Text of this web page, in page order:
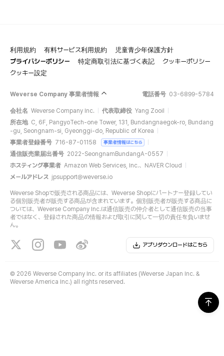
利用規約 有料サービス利用規約
児童青少年保護方針
プライバシーポリシー
特定商取引法に基づく表記
クッキーポリシー
クッキー設定
Weverse Company 事業者情報 電話番号 03-6899-5784
会社名 Weverse Company Inc. 代表取締役 Yang Zooil
所在地 C, 6F, PangyoTech-one Tower, 131, Bundangnaegok-ro, Bundang
-gu, Seongnam-si, Gyeonggi-do, Republic of Korea
事業者登録番号 716-87-01158 事業者情報はこちら
通信販売業届出番号 2022-SeongnamBundangA-0557
ホスティング事業者 Amazon Web Services, Inc.、NAVER Cloud
メールアドレス jpsupport@weverse.io
Weverse Shopで販売される商品には、Weverse Shopにパートナー登録してい
る個別販売者が販売する商品が含まれています。個別販売者が販売する商品に
ついては、Weverse Company Inc.は通信販売の仲介者として通信販売の当事
者ではなく、登録された商品の情報および取引に関して一切の責任を負いませ
ん。
アプリダウンロードはこちら
© 2026 Weverse Company Inc. or its affiliates (Weverse Japan Inc. &
Weverse America Inc.) all rights reserved.